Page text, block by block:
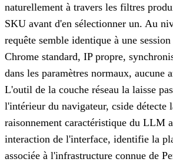
naturellement à travers les filtres
SKU avant d'en sélectionner un. Au
requête semble identique à une
Chrome standard, IP propre,
dans les paramètres normaux, aucune
L'outil de la couche réseau la laisse
l'intérieur du navigateur, cside détecte
raisonnement caractéristique du LLM
interaction de l'interface, identifie la
associée à l'infrastructure connue de